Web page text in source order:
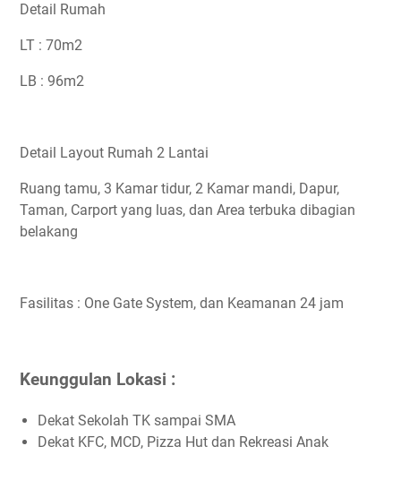
Detail Rumah
LT : 70m2
LB : 96m2
Detail Layout Rumah 2 Lantai
Ruang tamu, 3 Kamar tidur, 2 Kamar mandi, Dapur,
Taman, Carport yang luas, dan Area terbuka dibagian
belakang
Fasilitas : One Gate System, dan Keamanan 24 jam
Keunggulan Lokasi :
Dekat Sekolah TK sampai SMA
Dekat KFC, MCD, Pizza Hut dan Rekreasi Anak